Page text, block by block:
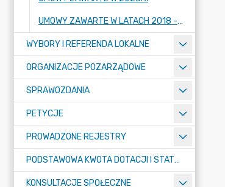
UMOWY ZAWARTE W LATACH 2018 - 2022
WYBORY I REFERENDA LOKALNE
ORGANIZACJE POZARZĄDOWE
SPRAWOZDANIA
PETYCJE
PROWADZONE REJESTRY
PODSTAWOWA KWOTA DOTACJI I STATYSTYCZNA LICZBA UCZNIÓW
KONSULTACJE SPOŁECZNE